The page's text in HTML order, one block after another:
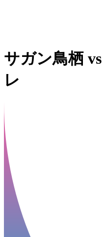
サガン鳥栖 vs
レ